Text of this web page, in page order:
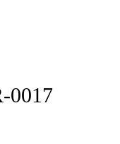
0017